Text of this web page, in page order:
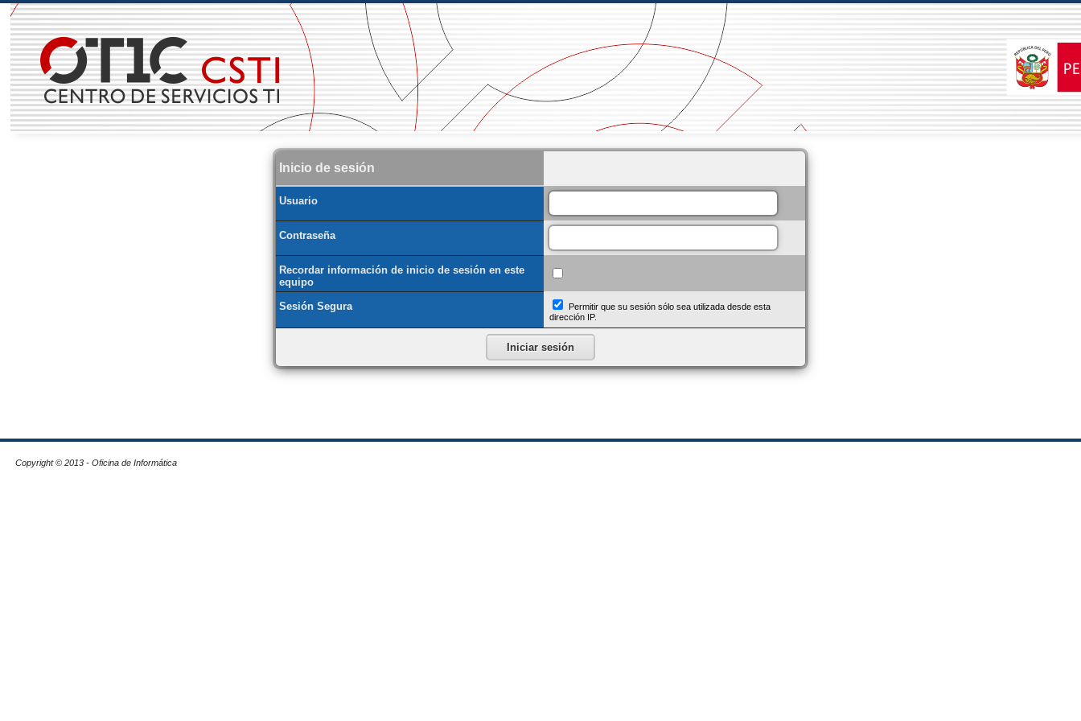
Inicio de sesión
Usuario
Contraseña
Recordar información de inicio de sesión en este
equipo
Sesión Segura
Permitir que su sesión sólo sea utilizada desde esta
dirección IP.
Copyright © 2013 - Oficina de Informática